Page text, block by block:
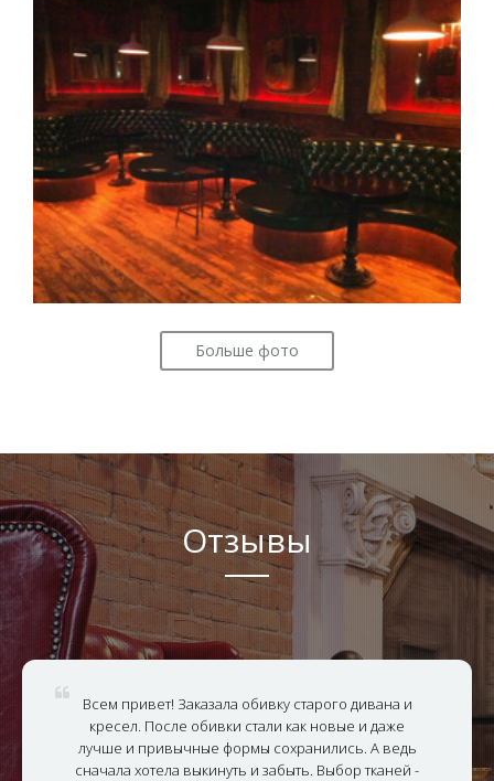
Больше фото
Отзывы
Всем привет! Заказала обивку старого дивана и
кресел. После обивки стали как новые и даже
лучше и привычные формы сохранились. А ведь
сначала хотела выкинуть и забыть. Выбор тканей -